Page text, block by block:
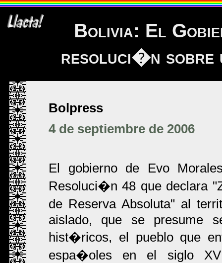
Bolivia: El
resoluci�n sobre
Bolpress
4 de septiembre de 2006
El gobierno de Evo
Resoluci�n 48 que declara
de Reserva Absoluta" al
aislado, que se presume
hist�ricos, el pueblo que
espa�oles en el siglo